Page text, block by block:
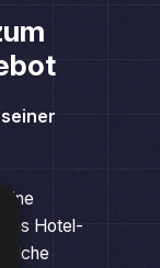
Hotel-
generieren.